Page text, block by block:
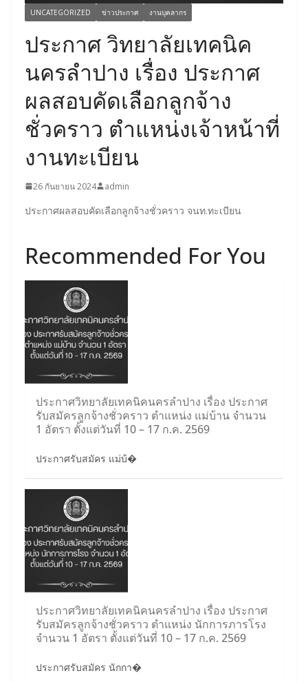
UNCATEGORIZED ข่าวประกาศ งานบุคลากร
ประกาศ วิทยาลัยเทคนิค
นครลำปาง เรื่อง ประกาศ
ผลสอบคัดเลือกลูกจ้าง
ชั่วคราว ตำแหน่งเจ้าหน้าที่
งานทะเบียน
26 กันยายน 2024 admin
ประกาศผลสอบคัดเลือกลูกจ้างชั่วคราว จนท.ทะเบียน
Recommended For You
ประกาศวิทยาลัยเทคนิคนครลำปาง เรื่อง ประกาศ
รับสมัครลูกจ้างชั่วคราว ตำแหน่ง แม่บ้าน จำนวน
1 อัตรา ตั้งแต่วันที่ 10 – 17 ก.ค. 2569
ประกาศรับสมัคร แม่บ้�
ประกาศวิทยาลัยเทคนิคนครลำปาง เรื่อง ประกาศ
รับสมัครลูกจ้างชั่วคราว ตำแหน่ง นักการภารโรง
จำนวน 1 อัตรา ตั้งแต่วันที่ 10 – 17 ก.ค. 2569
ประกาศรับสมัคร นักกา�